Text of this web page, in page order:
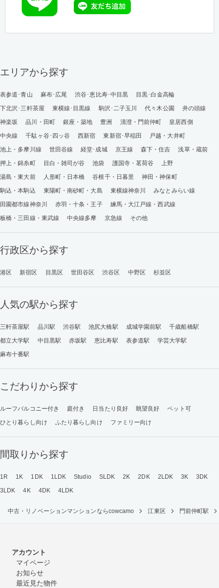
エリアから探す
表参道･青山 麻布･広尾 渋谷･恵比寿･中目黒
目黒･白金高輪
下北沢･三軒茶屋
東横線･目黒線 駒沢･二子玉川 代々木公園
井の頭線
神楽坂
品川・田町 銀座・築地 豊洲 清澄・門前仲町
皇居西側
中央線
千駄ヶ谷･四ッ谷 西新宿 東新宿･早稲田
戸越・大井町
池上・多摩川線
世田谷線 経堂･成城 京王線 森下・住吉
浅草・蔵前
押上・錦糸町
目白・雑司が谷 池袋 護国寺・茗荷谷
上野
湯島・東大前
人形町・日本橋 谷根千・日暮里
神田・神保町
駒込・本駒込
東陽町・南砂町・大島 東横線神奈川
みなとみらい線
田園都市線神奈川
赤羽・十条・王子
練馬・大江戸線・西武線
板橋・三田線・東武線
中央線多摩 京急線 その他
行政区から探す
港区 新宿区 目黒区 世田谷区 渋谷区 中野区 杉並区
人気の駅から探す
三軒茶屋駅 品川駅 渋谷駅 池尻大橋駅 成城学園前駅
千歳船橋駅
都立大学駅
中目黒駅 赤坂駅 恵比寿駅 表参道駅
学芸大学駅
麻布十番駅
こだわりから探す
ルーフバルコニー付き 庭付き 日当たり良好 眺望良好
ペット可
ひとり暮らし向け
ふたり暮らし向け ファミリー向け
間取りから探す
1R 1K 1DK 1LDK Studio SLDK 2K 2DK 2LDK 3K
3DK
3LDK
4K 4DK 4LDK
中古・リノベーションマンションならcowcamo 江東区 門前仲町駅
アカウント
マイページ
お知らせ
最近見た物件